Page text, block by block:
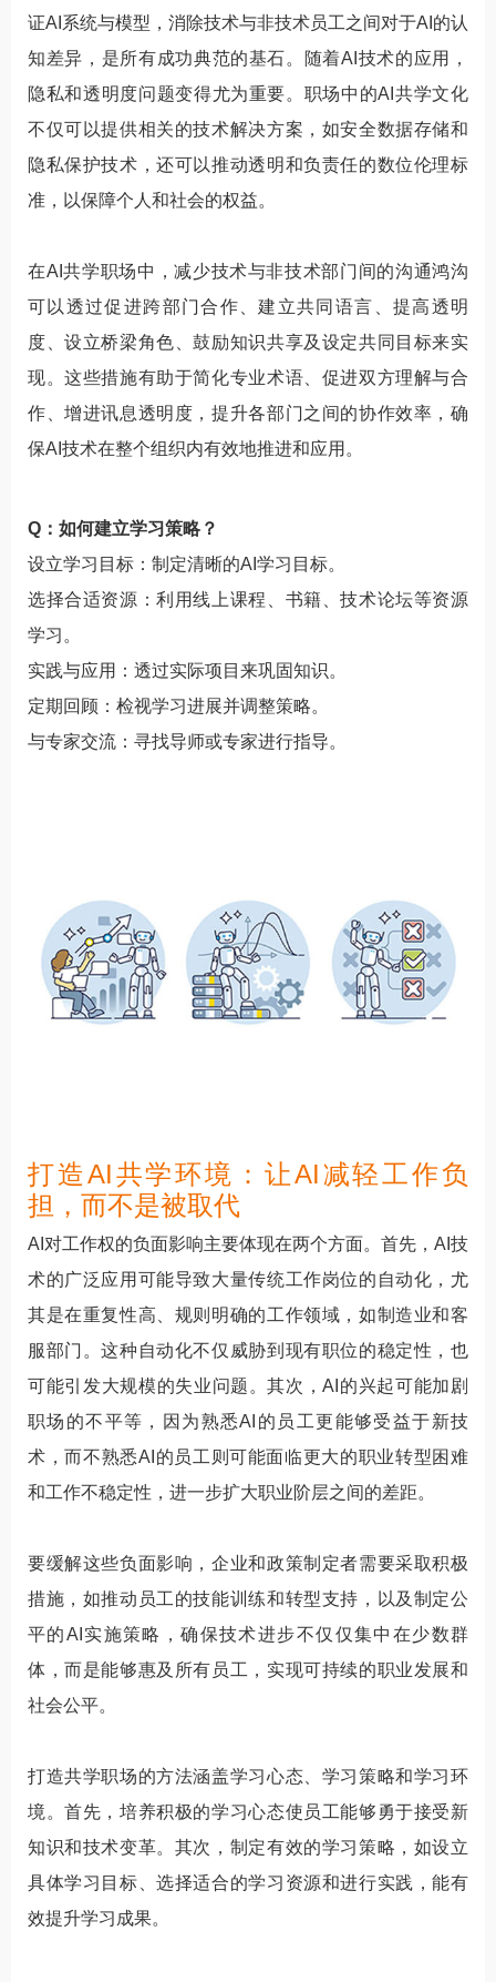
证AI系统与模型，消除技术与非技术员工之间对于AI的认
知差异，是所有成功典范的基石。随着AI技术的应用，
隐私和透明度问题变得尤为重要。职场中的AI共学文化
不仅可以提供相关的技术解决方案，如安全数据存储和
隐私保护技术，还可以推动透明和负责任的数位伦理标
准，以保障个人和社会的权益。
在AI共学职场中，减少技术与非技术部门间的沟通鸿沟
可以透过促进跨部门合作、建立共同语言、提高透明
度、设立桥梁角色、鼓励知识共享及设定共同目标来实
现。这些措施有助于简化专业术语、促进双方理解与合
作、增进讯息透明度，提升各部门之间的协作效率，确
保AI技术在整个组织内有效地推进和应用。
Q：如何建立学习策略？
设立学习目标：制定清晰的AI学习目标。
选择合适资源：利用线上课程、书籍、技术论坛等资源
学习。
实践与应用：透过实际项目来巩固知识。
定期回顾：检视学习进展并调整策略。
与专家交流：寻找导师或专家进行指导。
打造AI共学环境：让AI减轻工作负
担，而不是被取代
AI对工作权的负面影响主要体现在两个方面。首先，AI技
术的广泛应用可能导致大量传统工作岗位的自动化，尤
其是在重复性高、规则明确的工作领域，如制造业和客
服部门。这种自动化不仅威胁到现有职位的稳定性，也
可能引发大规模的失业问题。其次，AI的兴起可能加剧
职场的不平等，因为熟悉AI的员工更能够受益于新技
术，而不熟悉AI的员工则可能面临更大的职业转型困难
和工作不稳定性，进一步扩大职业阶层之间的差距。
要缓解这些负面影响，企业和政策制定者需要采取积极
措施，如推动员工的技能训练和转型支持，以及制定公
平的AI实施策略，确保技术进步不仅仅集中在少数群
体，而是能够惠及所有员工，实现可持续的职业发展和
社会公平。
打造共学职场的方法涵盖学习心态、学习策略和学习环
境。首先，培养积极的学习心态使员工能够勇于接受新
知识和技术变革。其次，制定有效的学习策略，如设立
具体学习目标、选择适合的学习资源和进行实践，能有
效提升学习成果。